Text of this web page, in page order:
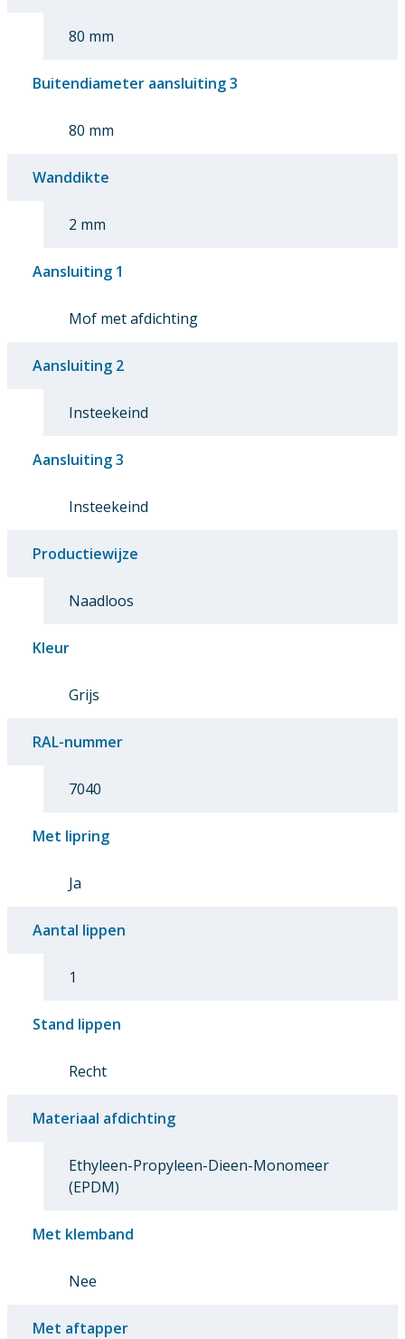
80 mm
Buitendiameter aansluiting 3
80 mm
Wanddikte
2 mm
Aansluiting 1
Mof met afdichting
Aansluiting 2
Insteekeind
Aansluiting 3
Insteekeind
Productiewijze
Naadloos
Kleur
Grijs
RAL-nummer
7040
Met lipring
Ja
Aantal lippen
1
Stand lippen
Recht
Materiaal afdichting
Ethyleen-Propyleen-Dieen-Monomeer
(EPDM)
Met klemband
Nee
Met aftapper